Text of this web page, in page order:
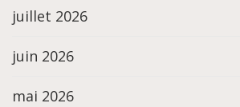
juillet 2026
juin 2026
mai 2026